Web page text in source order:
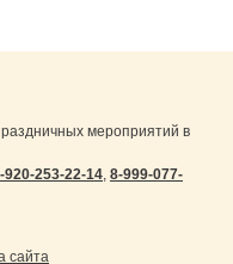
мероприятий в
920-253-22-14, 8-999-077-
сайта